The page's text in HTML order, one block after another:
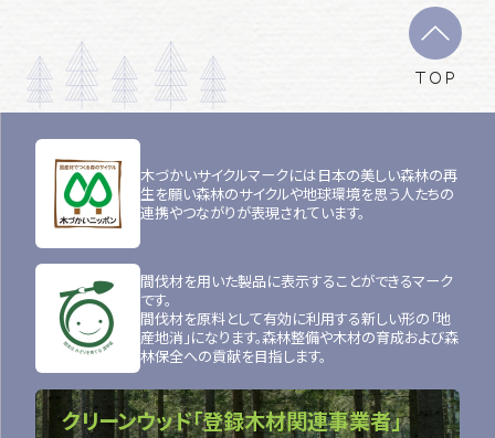
TOP
木づかいサイクルマークには日本の美しい森林の再
生を願い森林のサイクルや地球環境を思う人たちの
連携やつながりが表現されています。
間伐材を用いた製品に表示することができるマーク
です。
間伐材を原料として有効に利用する新しい形の「地
産地消」になります。森林整備や木材の育成および森
林保全への貢献を目指します。
クリーンウッド「登録木材関連事業者」